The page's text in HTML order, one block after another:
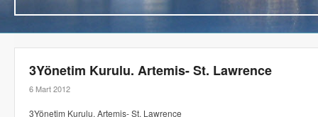
3Yönetim Kurulu. Artemis- St. Lawrence
6 Mart 2012
3Yönetim Kurulu. Artemis- St. Lawrence